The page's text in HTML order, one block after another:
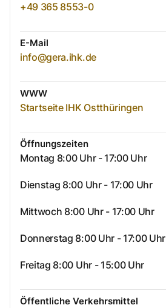
+49 365 8553-0
E-Mail
info@gera.ihk.de
WWW
Startseite IHK Ostthüringen
Öffnungszeiten
Montag 8:00 Uhr - 17:00 Uhr
Dienstag 8:00 Uhr - 17:00 Uhr
Mittwoch 8:00 Uhr - 17:00 Uhr
Donnerstag 8:00 Uhr - 17:00 Uhr
Freitag 8:00 Uhr - 15:00 Uhr
Öffentliche Verkehrsmittel